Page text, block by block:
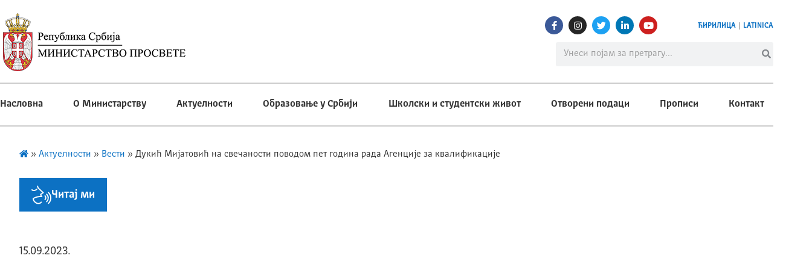
ЋИРИЛИЦА LATINICA
Насловна О Министарству Актуелности Образовање у Србији Школски и студентски живот Отворени подаци Прописи Контакт
» Актуелности » Вести » Дукић Мијатовић на свечаности поводом пет година рада Агенције за квалификације
Читај ми
15.09.2023.